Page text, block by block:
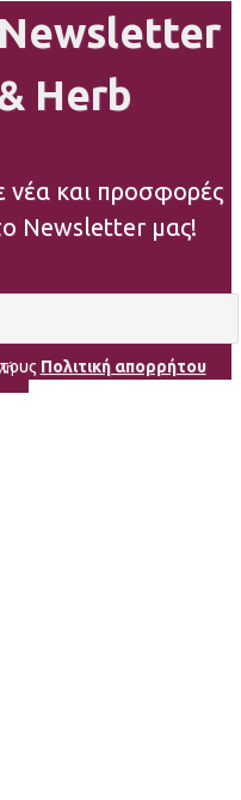
Herb
νέα και προσφορές
Newsletter μας!
Πολιτική απορρήτου